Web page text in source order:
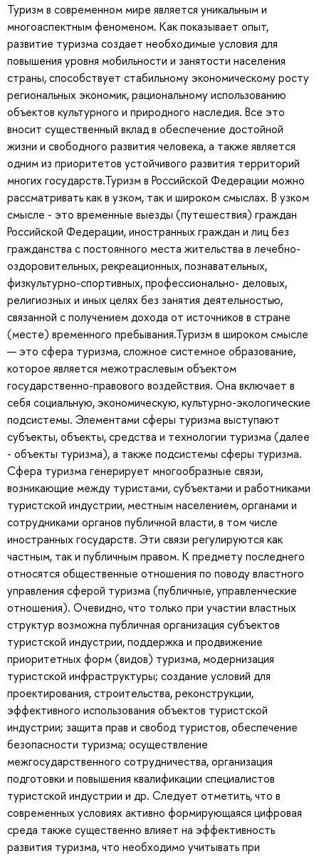
Туризм в современном мире является уникальным и
многоаспектным феноменом. Как показывает опыт,
развитие туризма создает необходимые условия для
повышения уровня мобильности и занятости населения
страны, способствует стабильному экономическому росту
региональных экономик, рациональному использованию
объектов культурного и природного наследия. Все это
вносит существенный вклад в обеспечение достойной
жизни и свободного развития человека, а также является
одним из приоритетов устойчивого развития территорий
многих государств.Туризм в Российской Федерации можно
рассматривать как в узком, так и широком смыслах. В узком
смысле - это временные выезды (путешествия) граждан
Российской Федерации, иностранных граждан и лиц без
гражданства с постоянного места жительства в лечебно-
оздоровительных, рекреационных, познавательных,
физкультурно-спортивных, профессионально- деловых,
религиозных и иных целях без занятия деятельностью,
связанной с получением дохода от источников в стране
(месте) временного пребывания.Туризм в широком смысле
— это сфера туризма, сложное системное образование,
которое является межотраслевым объектом
государственно-правового воздействия. Она включает в
себя социальную, экономическую, культурно-экологические
подсистемы. Элементами сферы туризма выступают
субъекты, объекты, средства и технологии туризма (далее
- объекты туризма), а также подсистемы сферы туризма.
Сфера туризма генерирует многообразные связи,
возникающие между туристами, субъектами и работниками
туристской индустрии, местным населением, органами и
сотрудниками органов публичной власти, в том числе
иностранных государств. Эти связи регулируются как
частным, так и публичным правом. К предмету последнего
относятся общественные отношения по поводу властного
управления сферой туризма (публичные, управленческие
отношения). Очевидно, что только при участии властных
структур возможна публичная организация субъектов
туристской индустрии, поддержка и продвижение
приоритетных форм (видов) туризма, модернизация
туристской инфраструктуры; создание условий для
проектирования, строительства, реконструкции,
эффективного использования объектов туристской
индустрии; защита прав и свобод туристов, обеспечение
безопасности туризма; осуществление
межгосударственного сотрудничества, организация
подготовки и повышения квалификации специалистов
туристской индустрии и др. Следует отметить, что в
современных условиях активно формирующаяся цифровая
среда также существенно влияет на эффективность
развития туризма, что необходимо учитывать при